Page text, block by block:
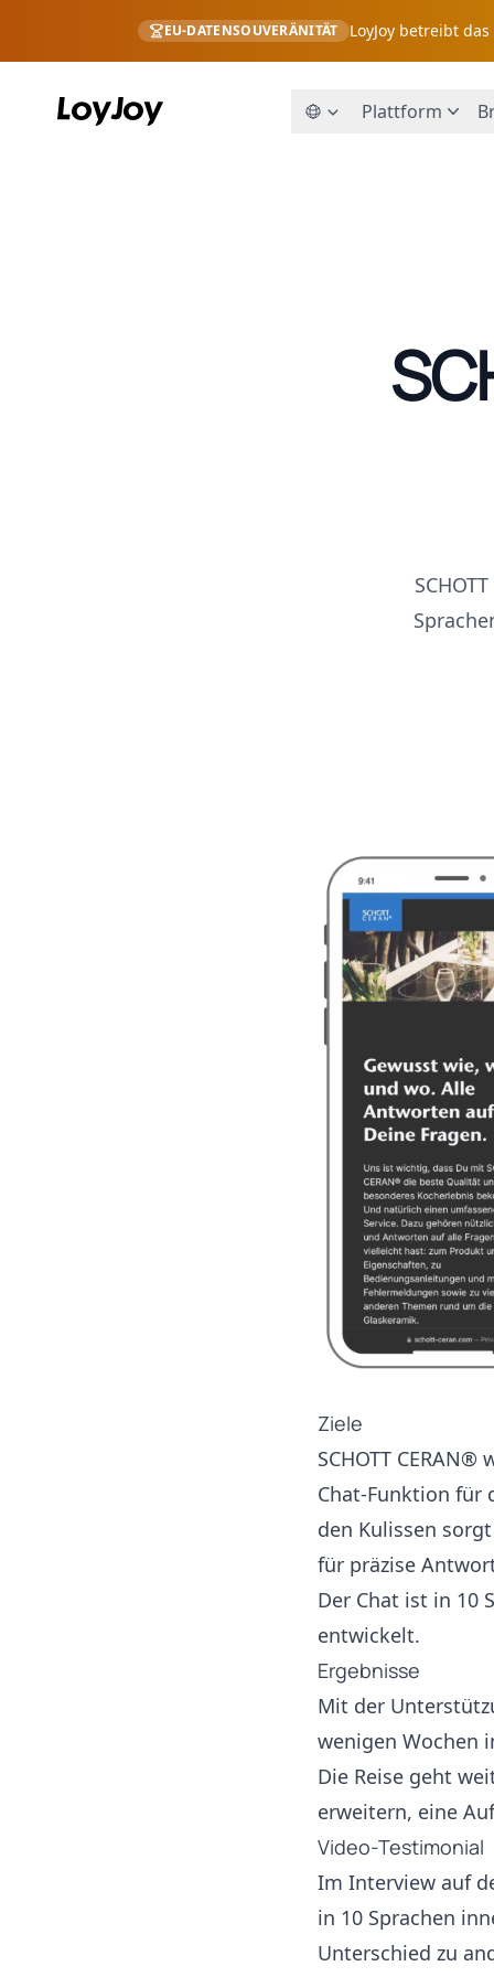
EU-DATENSOUVERÄNITÄT LoyJoy betreibt
Plattform
Ziele
SCHOTT
Chat-Funktion für
den Kulissen
für präzise
Der Chat ist in 10
entwickelt.
Ergebnisse
Mit der
wenigen Wochen
Die Reise geht
erweitern, eine
Video-Testimonial
Im Interview auf
in 10 Sprachen
Unterschied zu